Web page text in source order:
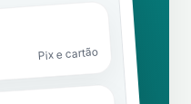
Pix e cartão